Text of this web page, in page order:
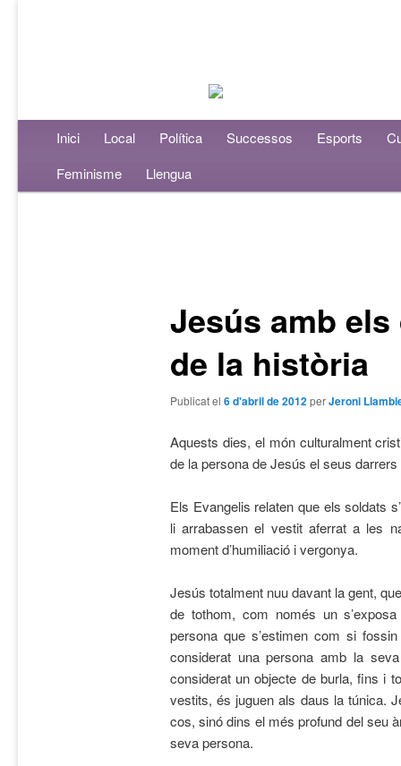
Menú principalAneu al contingut principal
Aneu al contingut secundari
Inici Local Política Successos Esports
Feminisme
Llengua
Jesús amb
de la història
Publicat el 6 d'abril de 2012perJeroni
Aquests dies, el món culturalment
de la persona de Jesús el seus darrers
Els Evangelis relaten que els soldats
li arrabassen el vestit aferrat a les
momentd’humiliació i vergonya.
Jesús totalment nuu davant la gent,
de tothom, com només un
persona que s’estimen com si
considerat una persona amb la
considerat un objecte de burla, fins i
vestits, és juguen als daus la túnica.
cos, sinó dins el més profund del seu
seva persona.